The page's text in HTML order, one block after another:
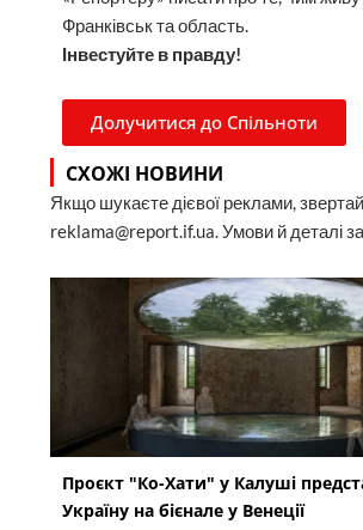
Франківськ та область.
Інвестуйте в правду!
Долучитися до Спільноти
СХОЖІ НОВИНИ
Якщо шукаєте дієвої реклами,
reklama@report.if.ua. Умови й деталі
Проєкт "Ко-Хати" у Калуші
Україну на бієнале у Венеції